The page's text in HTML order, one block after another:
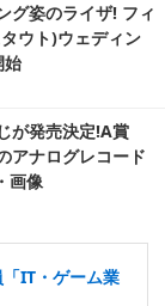
グ姿のライザ! フィ
ウト)ウェディン
始
が発売決定!A賞
アナログレコード
画像
IT・ゲーム業